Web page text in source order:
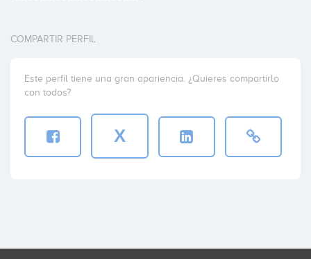
COMPARTIR PERFIL
Este perfil tiene una gran apariencia. ¿Quieres compartirlo
con todos?
X